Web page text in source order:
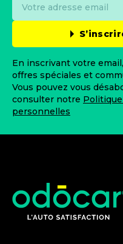
En inscrivant votre
offres spéciales et
Vous pouvez vous
consulter notre
personnelles